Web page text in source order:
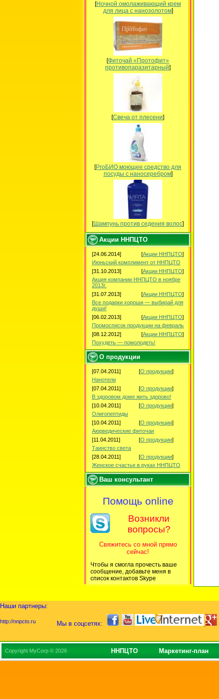
[Ночной омолаживающий крем
для лица с нанозолотом]
[Фиточай «Протофит»
противопаразитарный]
[Свеча от плесени]
[ProБИО моющее средство для
посуды c наносеребром]
[Шампунь против седения волос]
Акции ННПЦТО
[24.06.2014] [Акции ННПЦТО]
Июньский комплимент от ННПЦТО
[31.10.2013]
[Акции ННПЦТО]
Акция компании ННПЦТО в ноябре
2013г.
[31.07.2013]
[Акции ННПЦТО]
Все подарки хороши — выбирай для
души!
[06.02.2013]
[Акции ННПЦТО]
Промосписок продукции на февраль
[08.12.2012]
[Акции ННПЦТО]
Похудеть — помолодеть!
О продукции
[07.04.2011] [О продукции]
Нанотели
[07.04.2011]
[О продукции]
В здоровом доме жить здорово!
[10.04.2011]
[О продукции]
Олигопептиды
[10.04.2011]
[О продукции]
Аюрведические фиточаи
[11.04.2011]
[О продукции]
Таинство света
[28.04.2011]
[О продукции]
Женское счастье в руках ННПЦТО
Ваш консультант
Помощь online
Возникли
вопросы?
Свяжитесь со мной прямо
сейчас!
Чтобы я смогла прочесть ваше
сообщение, добавьте меня в
список контактов Skype
Наши партнеры:
Мы в соцсетях:
http://nnpcto.ru
Copyright MyCorp © 2026 ННПЦТО Маркетинг-план